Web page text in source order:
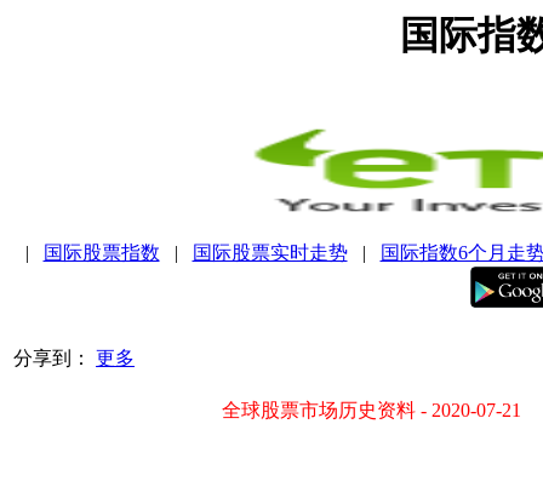
国际指
| 国际股票指数 | 国际股票实时走势| 国际指数6个月走
分享到： 更多
全球股票市场历史资料 - 2020-07-21